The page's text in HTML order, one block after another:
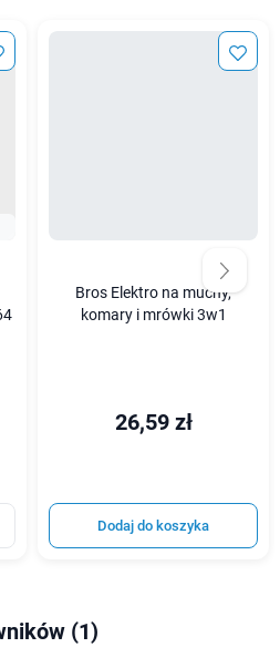
Bros Elektro na muchy,
komary i mrówki 3w1
26,59 zł
Dodaj do koszyka
(1)